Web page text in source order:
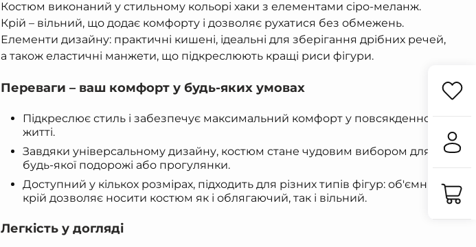
Костюм виконаний у стильному кольорі хаки з елементами сіро-меланж.
Крій – вільний, що додає комфорту і дозволяє рухатися без обмежень.
Елементи дизайну: практичні кишені, ідеальні для зберігання дрібних речей,
а також еластичні манжети, що підкреслюють кращі риси фігури.
Переваги – ваш комфорт у будь-яких умовах
Підкреслює стиль і забезпечує максимальний комфорт у повсякденному
житті.
Завдяки універсальному дизайну, костюм стане чудовим вибором для
будь-якої подорожі або прогулянки.
Доступний у кількох розмірах, підходить для різних типів фігур: об'ємний
крій дозволяє носити костюм як і облягаючий, так і вільний.
Легкість у догляді